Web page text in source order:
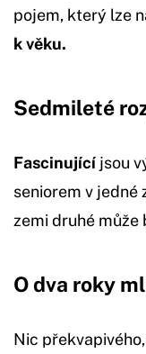
pojem, který lze
k věku.
Sedmileté
Fascinující jsou
seniorem v jedné
zemi druhé může
O dva roky
Nic